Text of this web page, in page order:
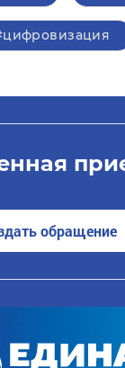
обращение